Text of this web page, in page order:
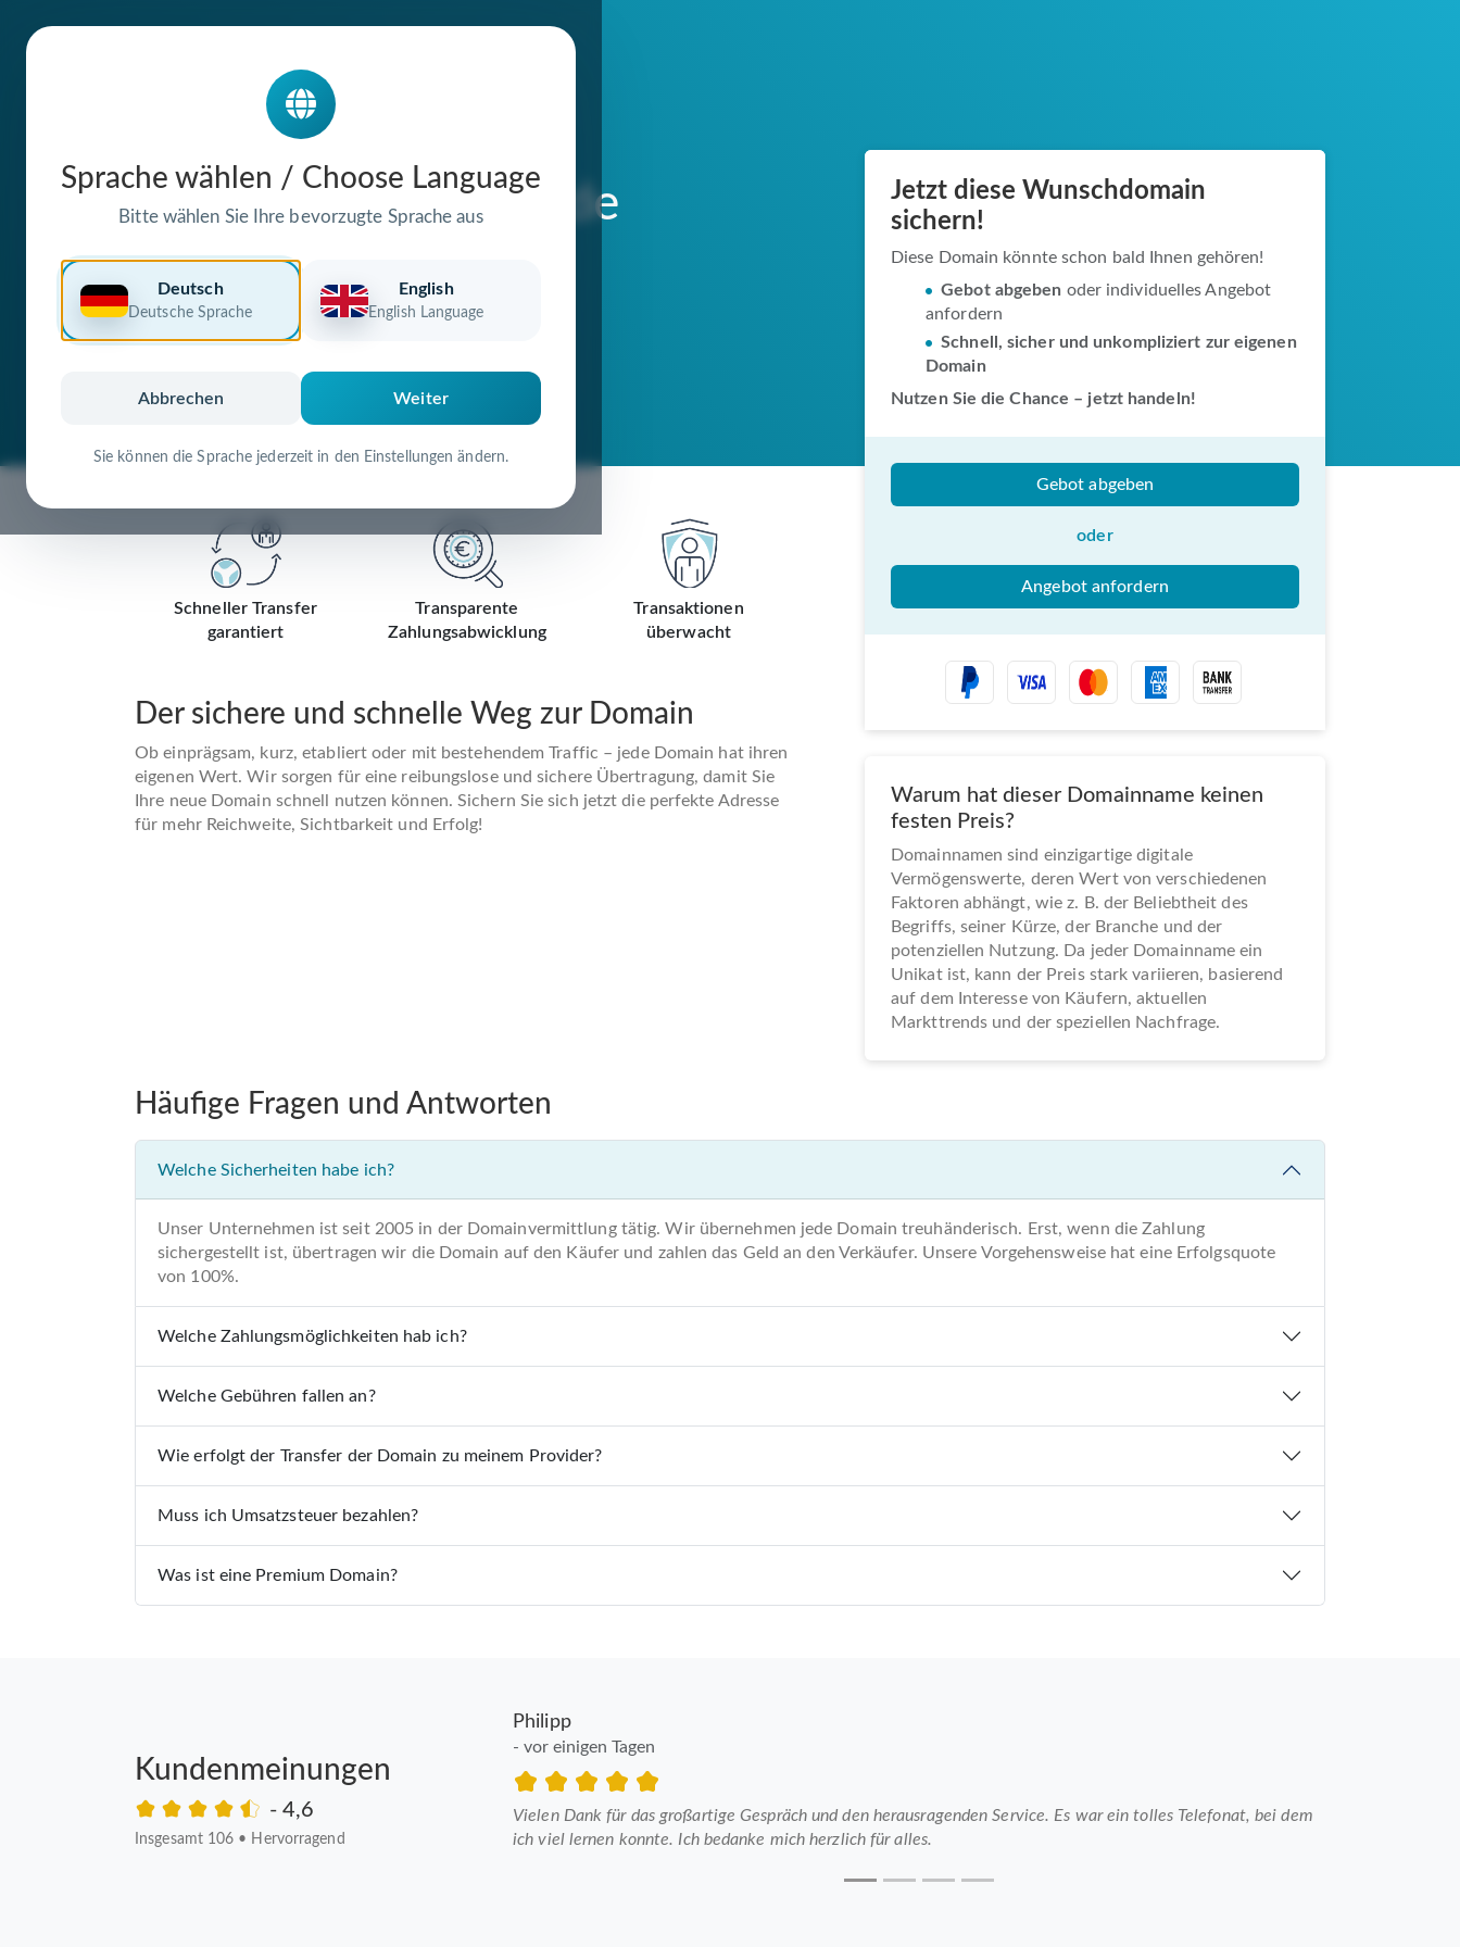
Sprache wählen / Choose Language
Bitte wählen Sie Ihre bevorzugte Sprache aus
Deutsch
Deutsche Sprache
English
English Language
Abbrechen Weiter
Sie können die Sprache jederzeit in den Einstellungen ändern.
Die Domain
ahlhornerbudoclub.de
steht zum Verkauf
Premium Domain Verifizierte Domain
Schneller Transfer
garantiert
Transparente
Zahlungsabwicklung
Transaktionen
überwacht
Der sichere und schnelle Weg zur Domain
Ob einprägsam, kurz, etabliert oder mit bestehendem Traffic – jede Domain hat ihren
eigenen Wert. Wir sorgen für eine reibungslose und sichere Übertragung, damit Sie
Ihre neue Domain schnell nutzen können. Sichern Sie sich jetzt die perfekte Adresse
für mehr Reichweite, Sichtbarkeit und Erfolg!
Jetzt diese Wunschdomain
sichern!
Diese Domain könnte schon bald Ihnen gehören!
Gebot abgeben oder individuelles Angebot
anfordern
Schnell, sicher und unkompliziert zur eigenen
Domain
Nutzen Sie die Chance – jetzt handeln!
Gebot abgeben
oder
Angebot anfordern
Warum hat dieser Domainname keinen
festen Preis?
Domainnamen sind einzigartige digitale
Vermögenswerte, deren Wert von verschiedenen
Faktoren abhängt, wie z. B. der Beliebtheit des
Begriffs, seiner Kürze, der Branche und der
potenziellen Nutzung. Da jeder Domainname ein
Unikat ist, kann der Preis stark variieren, basierend
auf dem Interesse von Käufern, aktuellen
Markttrends und der speziellen Nachfrage.
Häufige Fragen und Antworten
Welche Sicherheiten habe ich?
Unser Unternehmen ist seit 2005 in der Domainvermittlung tätig. Wir übernehmen jede Domain treuhänderisch. Erst, wenn die Zahlung
sichergestellt ist, übertragen wir die Domain auf den Käufer und zahlen das Geld an den Verkäufer. Unsere Vorgehensweise hat eine Erfolgsquote
von 100%.
Welche Zahlungsmöglichkeiten hab ich?
Welche Gebühren fallen an?
Wie erfolgt der Transfer der Domain zu meinem Provider?
Muss ich Umsatzsteuer bezahlen?
Was ist eine Premium Domain?
Kundenmeinungen
- 4,6
Insgesamt 106 • Hervorragend
Philipp
- vor einigen Tagen
Vielen Dank für das großartige Gespräch und den herausragenden Service. Es war ein tolles Telefonat, bei dem
ich viel lernen konnte. Ich bedanke mich herzlich für alles.